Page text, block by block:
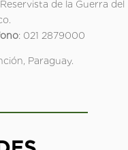
de la Guerra del
: 021 2879000
Paraguay.